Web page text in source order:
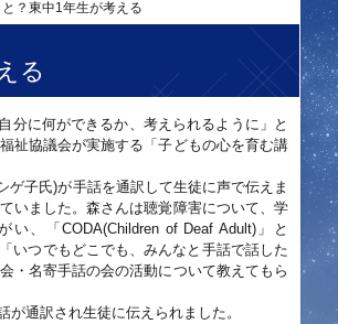
？東中1年生が考える
る
分に何ができるか、考えられるように」と
祉協議会が実施する「子どもの心を育む講
子氏)が手話を通訳して生徒に声で伝えま
いました。森さんは聴覚障害について、学
、「CODA(Children of Deaf Adult)」と
いつでもどこでも、みんなと手話で話した
・名寄手話の会の活動について教えてもら
通訳され生徒に伝えられました。